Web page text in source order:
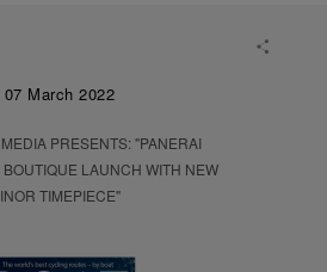
07 March 2022
PRESENTS: "PANERAI
LAUNCH WITH NEW
TIMEPIECE"